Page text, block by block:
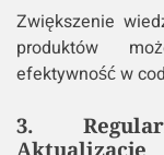
Zwiększenie
produktów
efektywność w
3.
Aktualizacje